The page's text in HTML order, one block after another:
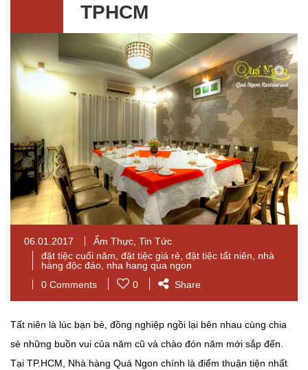
TPHCM
06.01.2017 Ẩm Thực, Tin Tức
đặt tiệc cuối năm, đặt tiệc giá rẻ, đặt tiệc tất niên, nhà
hàng độc đáo, nha hang qua ngon
0 Comments
0 Share
Tất niên là lúc bạn bè, đồng nghiệp ngồi lại bên nhau cùng chia
sẻ những buồn vui của năm cũ và chào đón năm mới sắp đến.
Tại TP.HCM, Nhà hàng Quá Ngon chính là điểm thuận tiện nhất